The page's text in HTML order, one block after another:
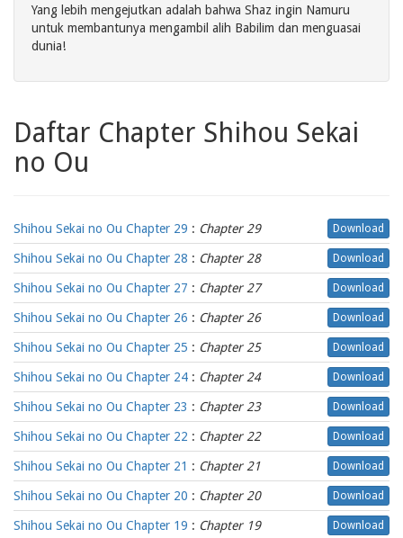
Yang lebih mengejutkan adalah bahwa Shaz ingin Namuru
untuk membantunya mengambil alih Babilim dan menguasai
dunia!
Daftar Chapter Shihou Sekai
no Ou
Shihou Sekai no Ou Chapter 29 : Chapter 29 Download
Shihou Sekai no Ou Chapter 28 : Chapter 28 Download
Shihou Sekai no Ou Chapter 27 : Chapter 27 Download
Shihou Sekai no Ou Chapter 26 : Chapter 26 Download
Shihou Sekai no Ou Chapter 25 : Chapter 25 Download
Shihou Sekai no Ou Chapter 24 : Chapter 24 Download
Shihou Sekai no Ou Chapter 23 : Chapter 23 Download
Shihou Sekai no Ou Chapter 22 : Chapter 22 Download
Shihou Sekai no Ou Chapter 21 : Chapter 21 Download
Shihou Sekai no Ou Chapter 20 : Chapter 20 Download
Shihou Sekai no Ou Chapter 19 : Chapter 19 Download